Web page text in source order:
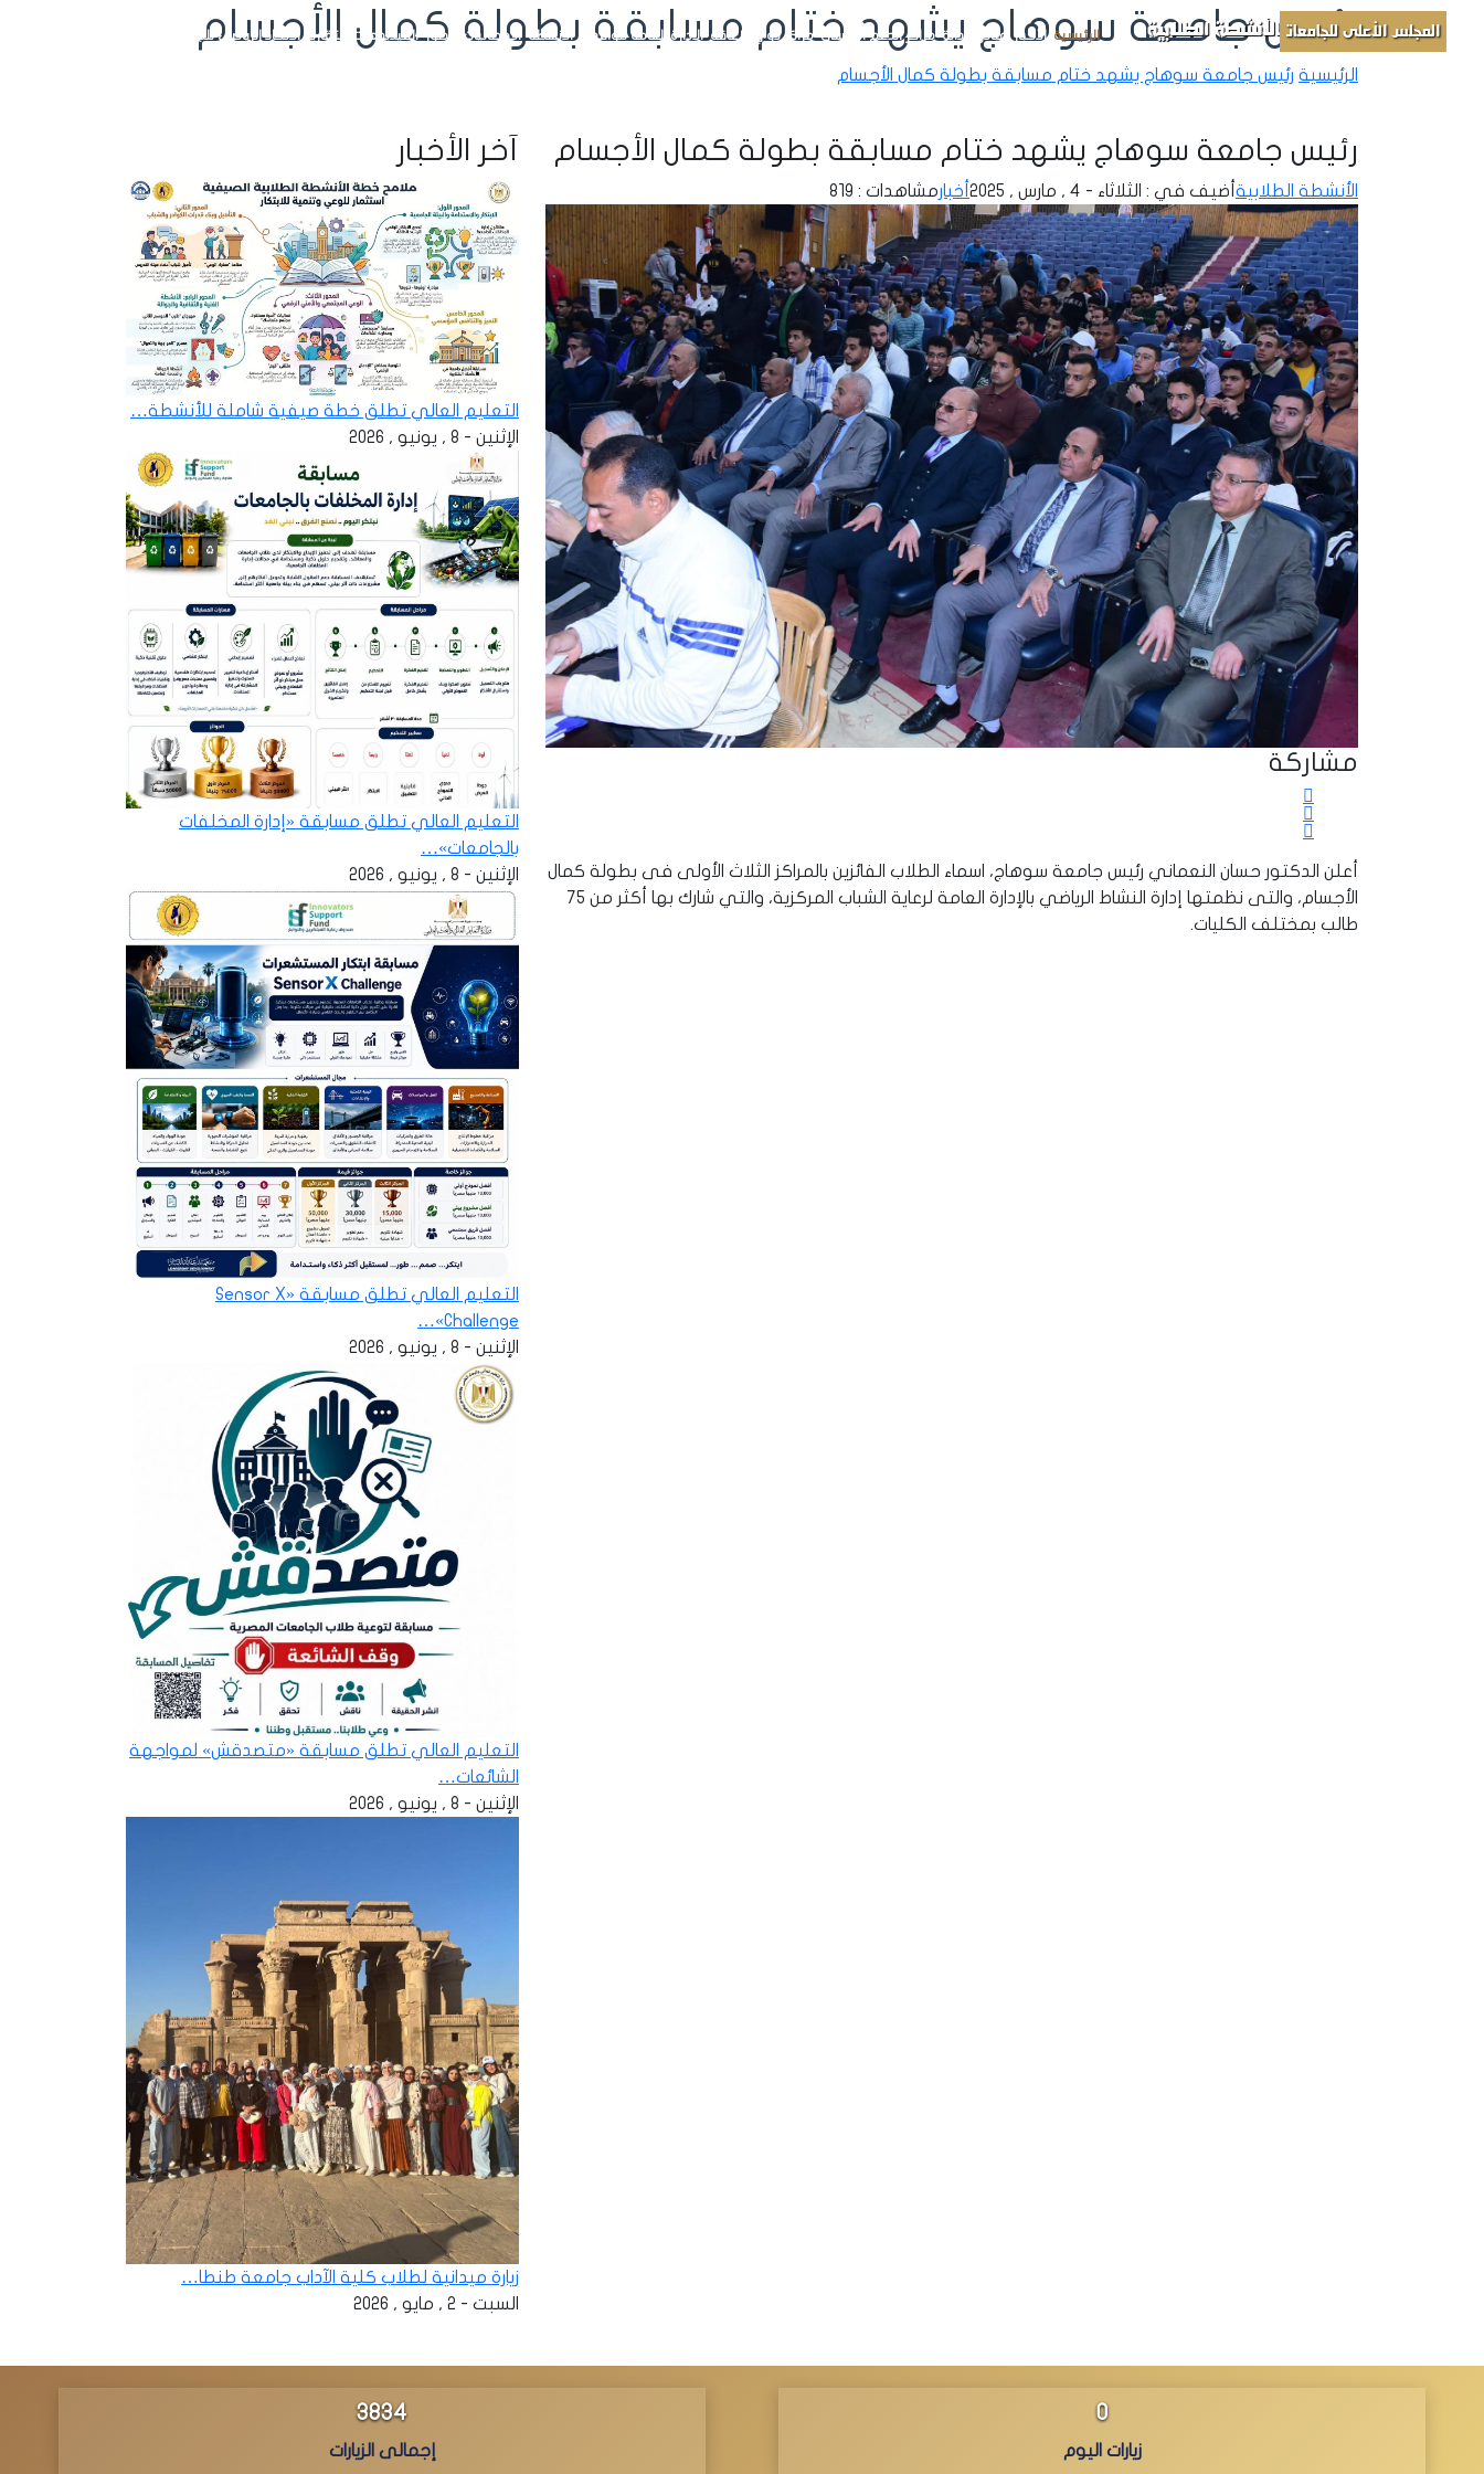
المجلس الأعلى للجامعات الأنشطة الطلابية الرئيسية الأخبار مبادرة بداية مراكز الدعم النفسي مراكز ذوي الإعاقة الإدارة العامة للوافدين الأنشطة الإحصائيات الصور الفيديوهات التقارير الاتحاد الرياضي للجامعات
رئيس جامعة سوهاج يشهد ختام مسابقة بطولة كمال الأجسام
الرئيسية رئيس جامعة سوهاج يشهد ختام مسابقة بطولة كمال الأجسام
رئيس جامعة سوهاج يشهد ختام مسابقة بطولة كمال الأجسام
الأنشطة الطلابية أضيف في : الثلاثاء - 4 , مارس , 2025 أخبارمشاهدات : 819
مشاركة
أعلن الدكتور حسان النعماني رئيس جامعة سوهاج، اسماء الطلاب الفائزين بالمراكز الثلاث الأولى فى بطولة كمال
الأجسام، والتى نظمتها إدارة النشاط الرياضي بالإدارة العامة لرعاية الشباب المركزية، والتي شارك بها أكثر من 75
طالب بمختلف الكليات.
آخر الأخبار
التعليم العالي تطلق خطة صيفية شاملة للأنشطة…
الإثنين - 8 , يونيو , 2026
التعليم العالي تطلق مسابقة «إدارة المخلفات
بالجامعات»…
الإثنين - 8 , يونيو , 2026
التعليم العالي تطلق مسابقة «Sensor X
Challenge»…
الإثنين - 8 , يونيو , 2026
التعليم العالي تطلق مسابقة «متصدقش» لمواجهة
الشائعات…
الإثنين - 8 , يونيو , 2026
زيارة ميدانية لطلاب كلية الآداب جامعة طنطا…
السبت - 2 , مايو , 2026
0
زيارات اليوم
4213
إجمالى الزيارات